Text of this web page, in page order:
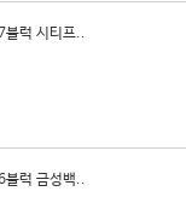
블럭 시티프..
블럭 금성백..